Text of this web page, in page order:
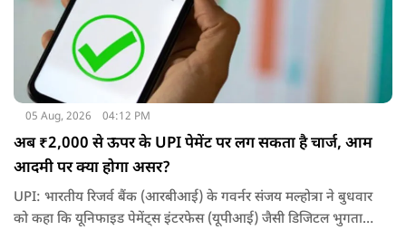
05 Aug, 2026 04:12 PM
अब ₹2,000 से ऊपर के UPI पेमेंट पर लग सकता है चार्ज, आम
आदमी पर क्या होगा असर?
UPI: भारतीय रिजर्व बैंक (आरबीआई) के गवर्नर संजय मल्होत्रा ने बुधवार
को कहा कि यूनिफाइड पेमेंट्स इंटरफेस (यूपीआई) जैसी डिजिटल भुगतान